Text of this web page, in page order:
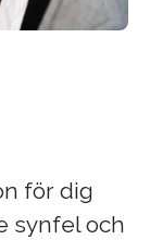
för dig
synfel och